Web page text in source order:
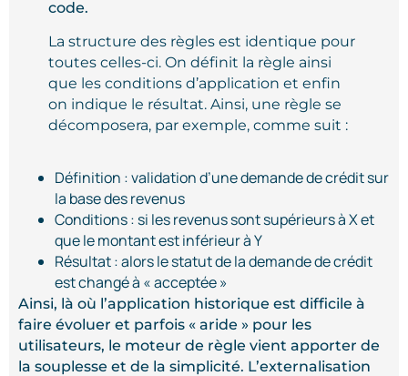
code.
La structure des règles est identique pour
toutes celles-ci. On définit la règle ainsi
que les conditions d’application et enfin
on indique le résultat. Ainsi, une règle se
décomposera, par exemple, comme suit :
Définition : validation d’une demande de crédit sur
la base des revenus
Conditions : si les revenus sont supérieurs à X et
que le montant est inférieur à Y
Résultat : alors le statut de la demande de crédit
est changé à « acceptée »
Ainsi, là où l’application historique est difficile à
faire évoluer et parfois « aride » pour les
utilisateurs, le moteur de règle vient apporter de
la souplesse et de la simplicité. L’externalisation